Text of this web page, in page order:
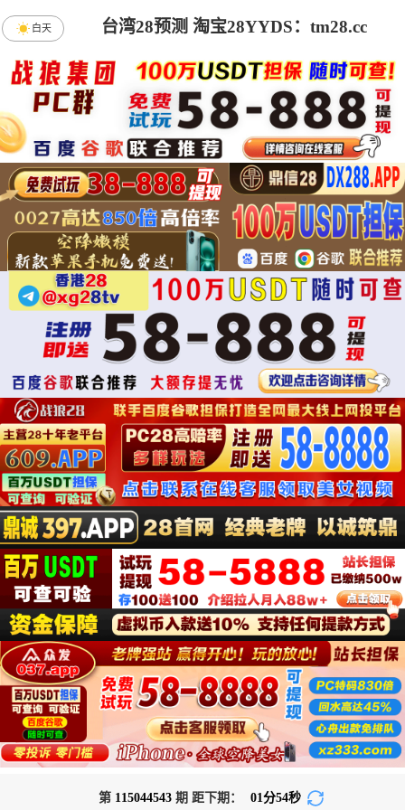
台湾28预测 淘宝28YYDS：tm28.cc
白天
第 115044543期 距下期： 01分54秒